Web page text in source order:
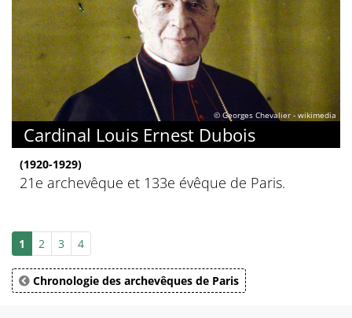
© Georges Chevalier - wikimedia
Cardinal Louis Ernest Dubois
(1920-1929)
21e archevêque et 133e évêque de Paris.
1 2 3 4
Chronologie des archevêques de Paris